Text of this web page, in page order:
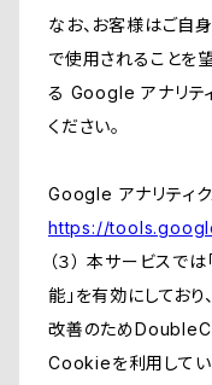
なお、お客様はご自
で使用されることを
る Google アナリテ
ください。
Google アナリティク
https://
（３） 本サービス
能」を有効にしてお
改善のため
Cookieを利用してい